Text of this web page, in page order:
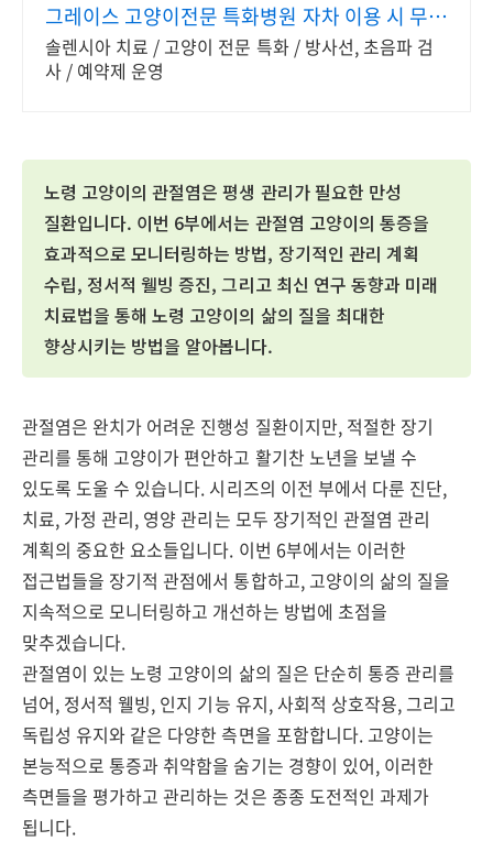
그레이스 고양이전문 특화병원 자차 이용 시 무료
발렛
솔렌시아 치료 / 고양이 전문 특화 / 방사선, 초음파 검
사 / 예약제 운영
노령 고양이의 관절염은 평생 관리가 필요한 만성
질환입니다. 이번 6부에서는 관절염 고양이의 통증을
효과적으로 모니터링하는 방법, 장기적인 관리 계획
수립, 정서적 웰빙 증진, 그리고 최신 연구 동향과 미래
치료법을 통해 노령 고양이의 삶의 질을 최대한
향상시키는 방법을 알아봅니다.
관절염은 완치가 어려운 진행성 질환이지만, 적절한 장기
관리를 통해 고양이가 편안하고 활기찬 노년을 보낼 수
있도록 도울 수 있습니다. 시리즈의 이전 부에서 다룬 진단,
치료, 가정 관리, 영양 관리는 모두 장기적인 관절염 관리
계획의 중요한 요소들입니다. 이번 6부에서는 이러한
접근법들을 장기적 관점에서 통합하고, 고양이의 삶의 질을
지속적으로 모니터링하고 개선하는 방법에 초점을
맞추겠습니다.
관절염이 있는 노령 고양이의 삶의 질은 단순히 통증 관리를
넘어, 정서적 웰빙, 인지 기능 유지, 사회적 상호작용, 그리고
독립성 유지와 같은 다양한 측면을 포함합니다. 고양이는
본능적으로 통증과 취약함을 숨기는 경향이 있어, 이러한
측면들을 평가하고 관리하는 것은 종종 도전적인 과제가
됩니다.